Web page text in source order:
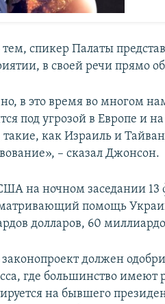
спикер Палаты
в своей речи прямо
в это время во многом
под угрозой в Европе и
такие, как Израиль и
– сказал Джонсон.
на ночном заседании 13
помощь
долларов, 60
должен
где большинство имеют
на бывшего